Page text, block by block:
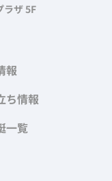
ラザ 5F
報
ち情報
一覧